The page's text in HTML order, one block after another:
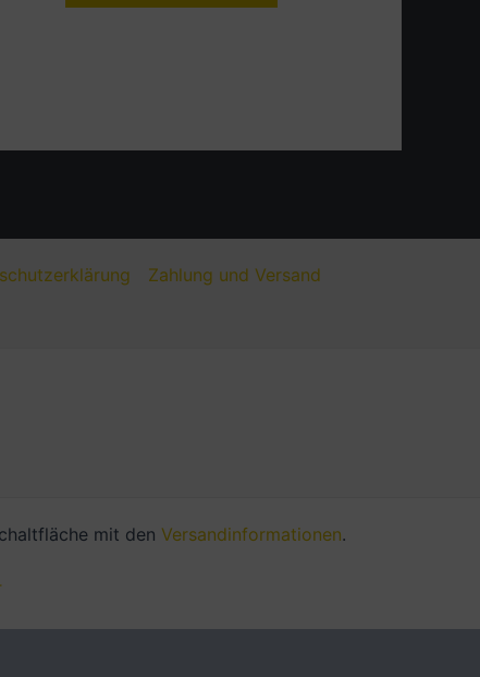
Zahlung und Versand
mit den Versandinformationen.